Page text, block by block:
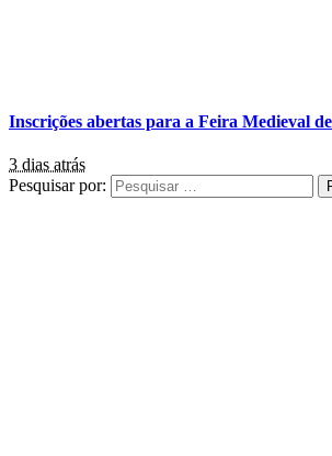
Inscrições abertas para a Feira Medieval
3 dias atrás
Pesquisar por: